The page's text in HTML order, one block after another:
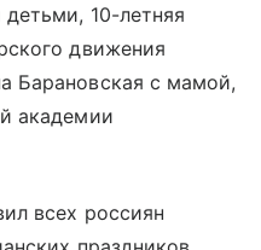
10-летняя
движения
Барановская с мамой,
академии
всех россиян